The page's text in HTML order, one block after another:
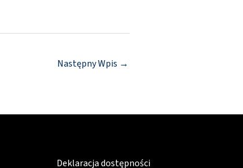
Następny Wpis →
Deklaracja dostępności